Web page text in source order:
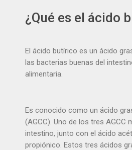
¿Qué es el ácido
El ácido butírico es un ácido
las bacterias buenas del
alimentaria.
Es conocido como un ácido
(AGCC). Uno de los tres AGCC
intestino, junto con el ácido
propiónico. Estos tres ácidos